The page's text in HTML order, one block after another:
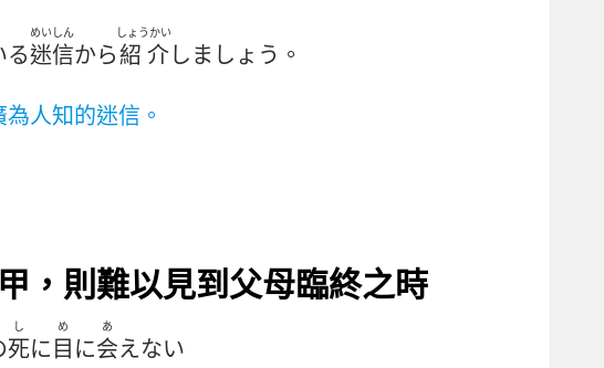
る迷信
めいしん
から紹介
しょうかい
しましょう。
人知的迷信。
，則難以見到父母臨終之時
死
し
に目
め
に会
あ
えない